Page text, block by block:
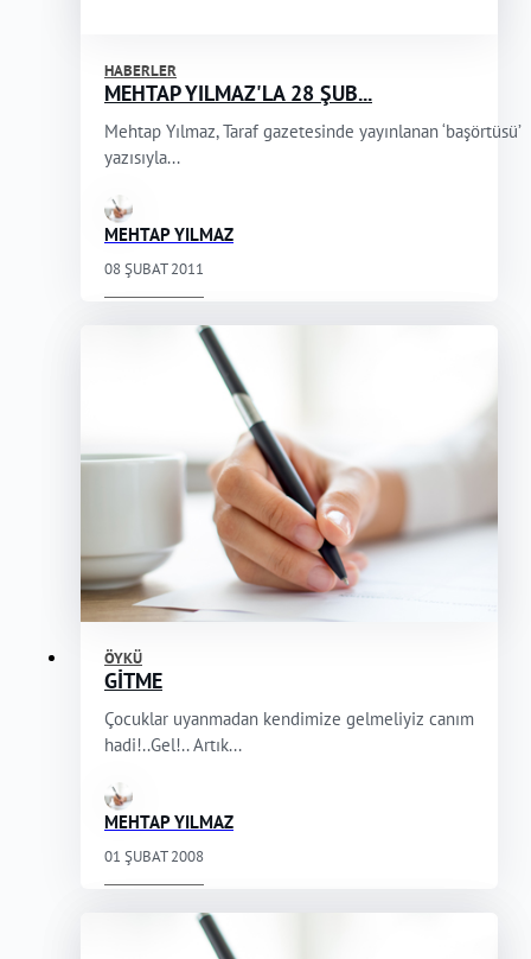
HABERLER
MEHTAP YILMAZ'LA 28 ŞUB...
Mehtap Yılmaz, Taraf gazetesinde yayınlanan ‘başörtüsü’
yazısıyla...
MEHTAP YILMAZ
08 ŞUBAT 2011
ÖYKÜ
GİTME
Çocuklar uyanmadan kendimize gelmeliyiz canım
hadi!..Gel!.. Artık...
MEHTAP YILMAZ
01 ŞUBAT 2008